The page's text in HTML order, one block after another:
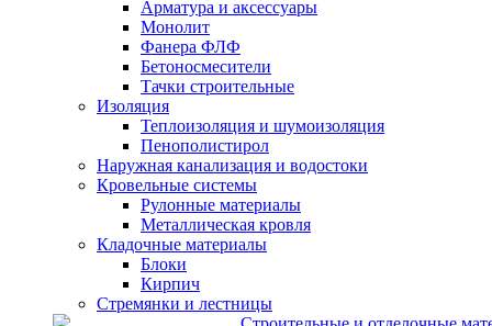
Арматура и аксессуары
Монолит
Фанера ФЛФ
Бетоносмесители
Тачки строительные
Изоляция
Теплоизоляция и шумоизоляция
Пенополистирол
Наружная канализация и водостоки
Кровельные системы
Рулонные материалы
Металлическая кровля
Кладочные материалы
Блоки
Кирпич
Стремянки и лестницы